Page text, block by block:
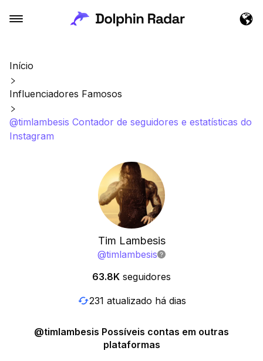
Início
Influenciadores Famosos
@timlambesis Contador de seguidores e estatísticas do
Instagram
Tim Lambesis
@timlambesis
63.8K seguidores
231 atualizado há dias
@timlambesis Possíveis contas em outras
plataformas